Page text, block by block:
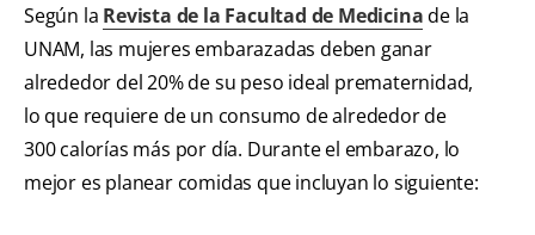
Según la Revista de la Facultad de Medicinade la
UNAM, las mujeres embarazadas deben ganar
alrededor del 20% de su peso ideal prematernidad,
lo que requiere de un consumo de alrededor de
300 calorías más por día. Durante el embarazo, lo
mejor es planear comidas que incluyan lo siguiente: